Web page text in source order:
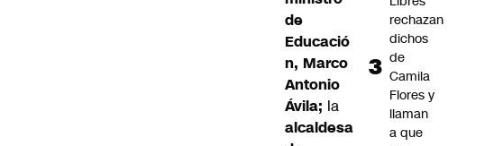
de
Educació
n, Marco
Antonio
Ávila; la
alcaldesa
rechazan
dichos
de
Camila
Flores y
llaman
a que